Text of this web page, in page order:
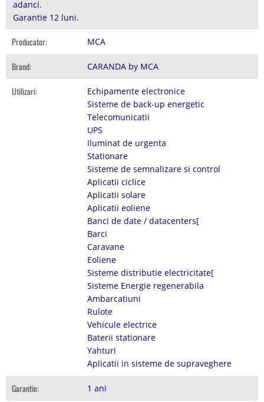
adanci.
Garantie 12 luni.
Producator: MCA
Brand: CARANDA by MCA
Utilizari:
Echipamente electronice
Sisteme de back-up energetic
Telecomunicatii
UPS
Iluminat de urgenta
Stationare
Sisteme de semnalizare si control
Aplicatii ciclice
Aplicatii solare
Aplicatii eoliene
Banci de date / datacenters[
Barci
Caravane
Eoliene
Sisteme distributie electricitate[
Sisteme Energie regenerabila
Ambarcatiuni
Rulote
Vehicule electrice
Baterii stationare
Yahturi
Aplicatii in sisteme de supraveghere
Garantie: 1 ani